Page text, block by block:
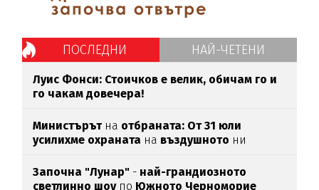
ПОСЛЕДНИ НАЙ-ЧЕТЕНИ
Луис Фонси: Стоичков е велик, обичам го и
го чакам довечера!
Министърътна отбраната: От 31 юли
усилихме охраната на въздушното ни
Започна "Лунар" - най-грандиозното
светлинно шоупо Южното Черноморие